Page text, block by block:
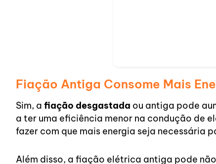
Fiação Antiga Consome Mais
Sim, a fiação desgastada ou antiga pode
a ter uma eficiência menor na condução de
fazer com que mais energia seja necessária
Além disso, a fiação elétrica antiga pode